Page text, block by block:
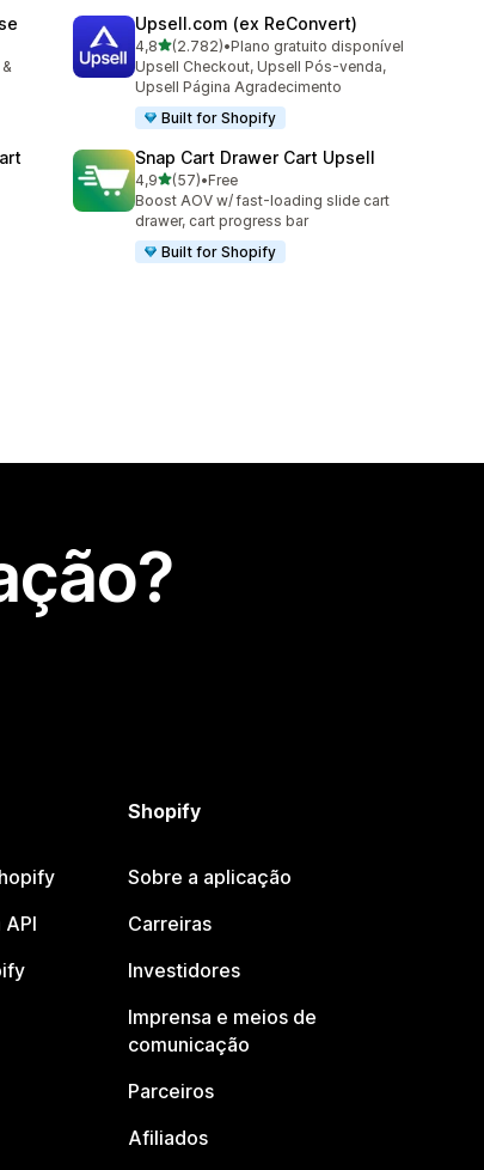
Upsell.com (ex ReConvert)
4,8de 5 estrelas
(2.782)
2782 total de avaliações
•Plano gratuito disponível
Upsell Checkout, Upsell Pós-venda,
Upsell Página Agradecimento
Built for Shopify
Snap Cart Drawer Cart Upsell
4,9de 5 estrelas
(57)
57 total de avaliações
•Free
Boost AOV w/ fast-loading slide cart
drawer, cart progress bar
Built for Shopify
Shopify
Sobre a aplicação
Carreiras
Investidores
Imprensa e meios de
comunicação
Parceiros
Afiliados